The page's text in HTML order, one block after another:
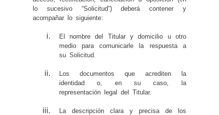
lo sucesivo “Solicitud”) deberá contener y
acompañar lo siguiente:
El nombre del Titular y domicilio u otro
medio para comunicarle la respuesta a
su Solicitud.
Los documentos que acrediten la
identidad o, en su caso, la
representación legal del Titular.
La descripción clara y precisa de los